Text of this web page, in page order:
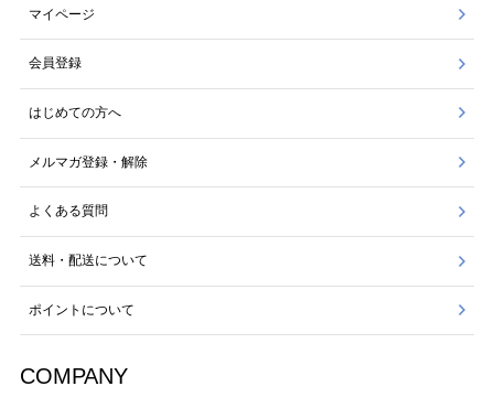
マイページ
会員登録
はじめての方へ
メルマガ登録・解除
よくある質問
送料・配送について
ポイントについて
COMPANY